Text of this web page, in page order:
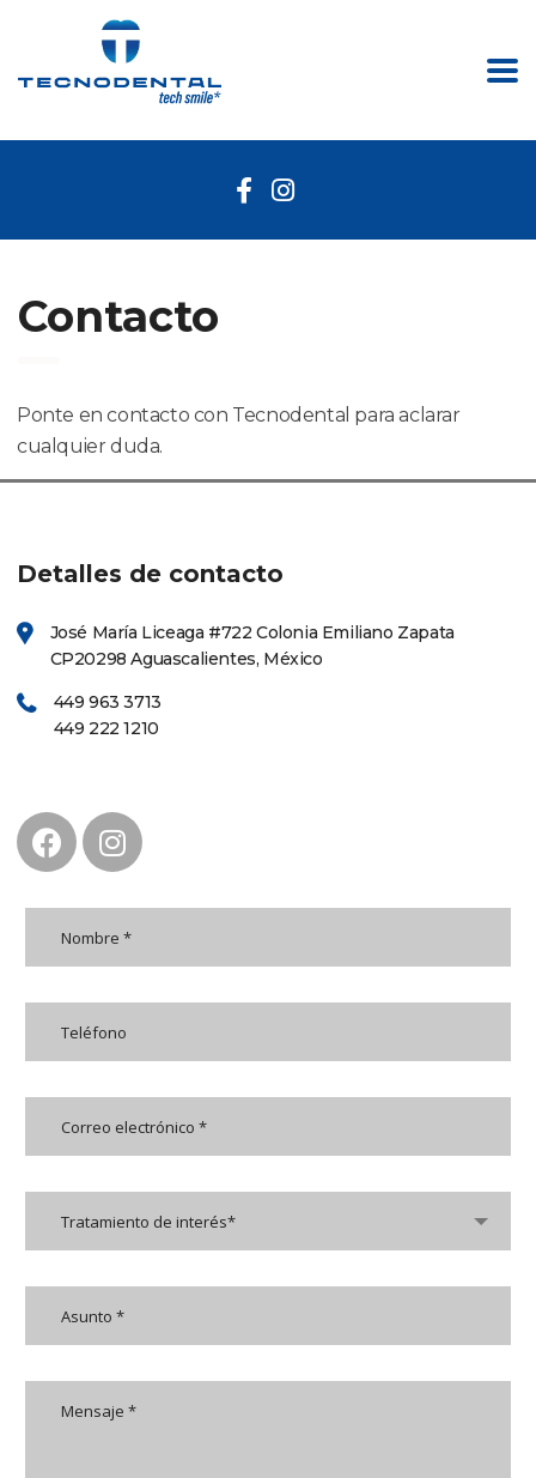
Contacto
Ponte en contacto con Tecnodental para aclarar
cualquier duda.
Detalles de contacto
José María Liceaga #722 Colonia Emiliano Zapata
CP20298 Aguascalientes, México
449 963 3713
449 222 1210
Tratamiento de interés*